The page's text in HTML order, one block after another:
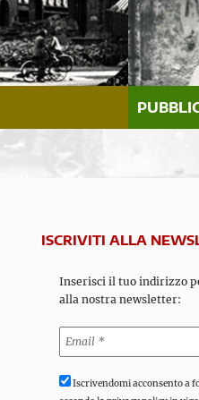
ISCRIVITI ALLA
Inserisci il tuo indirizzo
alla nostra newsletter:
Iscrivendomi acconsento a